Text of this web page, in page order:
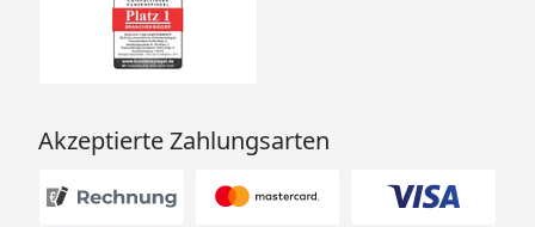
Akzeptierte Zahlungsarten